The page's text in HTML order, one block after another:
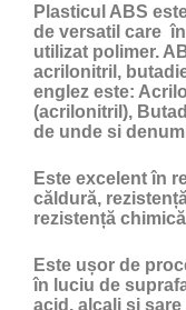
Plasticul ABS
de versatil care
utilizat polimer.
acrilonitril,
englez este:
(acrilonitril),
de unde si
Este excelent în
căldură,
rezistență
Este ușor de
în luciu de
acid, alcali și